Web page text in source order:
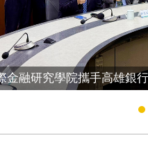
金融研究學院攜手高雄銀